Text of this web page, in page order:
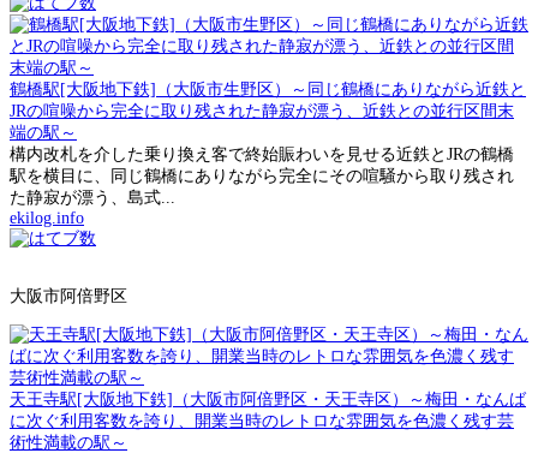
鶴橋駅[大阪地下鉄]（大阪市生野区）～同じ鶴橋にありながら近鉄と
JRの喧噪から完全に取り残された静寂が漂う、近鉄との並行区間末
端の駅～
構内改札を介した乗り換え客で終始賑わいを見せる近鉄とJRの鶴橋
駅を横目に、同じ鶴橋にありながら完全にその喧騒から取り残され
た静寂が漂う、島式...
ekilog.info
大阪市阿倍野区
天王寺駅[大阪地下鉄]（大阪市阿倍野区・天王寺区）～梅田・なんば
に次ぐ利用客数を誇り、開業当時のレトロな雰囲気を色濃く残す芸
術性満載の駅～